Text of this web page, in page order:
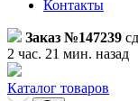
Контакты
Заказ №147239
2 час. 21 мин. назад
Каталог товаров